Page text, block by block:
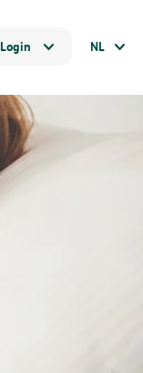
Login NL